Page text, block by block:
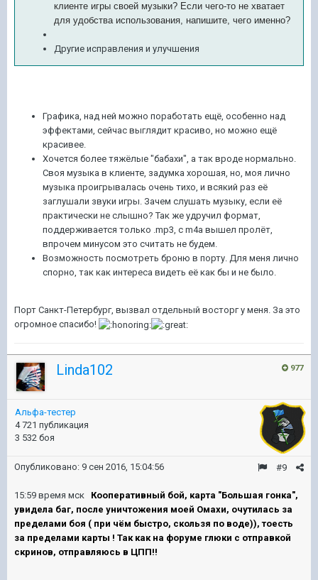
клиенте игры своей музыки? Если чего-то не хватает
для удобства использования, напишите, чего именно?
Другие исправления и улучшения
Графика, над ней можно поработать ещё, особенно над
эффектами, сейчас выглядит красиво, но можно ещё
красивее.
Хочется более тяжёлые "бабахи", а так вроде нормально.
Своя музыка в клиенте, задумка хорошая, но, моя лично
музыка проигрывалась очень тихо, и всякий раз её
заглушали звуки игры. Зачем слушать музыку, если её
практически не слышно? Так же удручил формат,
поддерживается только .mp3, с m4a вышел пролёт,
впрочем минусом это считать не будем.
Возможность посмотреть броню в порту. Для меня лично
спорно, так как интереса видеть её как бы и не было.
Порт Санкт-Петербург, вызвал отдельный восторг у меня. За это
огромное спасибо!
977
Linda102
Альфа-тестер
4 721 публикация
3 532 боя
#9
Опубликовано: 9 сен 2016, 15:04:56
15:59 время мск Кооперативный бой, карта "Большая гонка",
увидела баг, после уничтожения моей Омахи, очутилась за
пределами боя ( при чём быстро, скользя по воде)), тоесть
за пределами карты ! Так как на форуме глюки с отправкой
скринов, отправляюсь в ЦПП!!